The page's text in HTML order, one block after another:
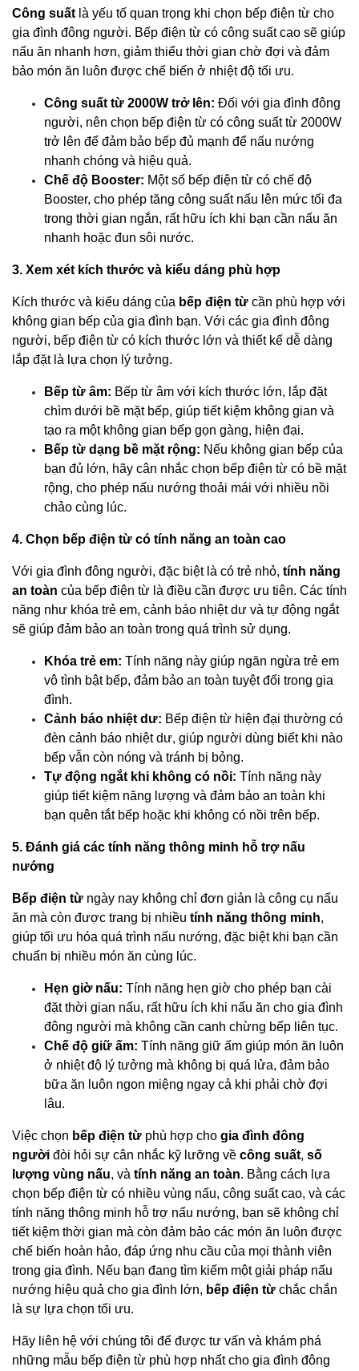
Công suất là yếu tố quan trọng khi chọn bếp điện từ cho
gia đình đông người. Bếp điện từ có công suất cao sẽ giúp
nấu ăn nhanh hơn, giảm thiểu thời gian chờ đợi và đảm
bảo món ăn luôn được chế biến ở nhiệt độ tối ưu.
Công suất từ 2000W trở lên: Đối với gia đình đông
người, nên chọn bếp điện từ có công suất từ 2000W
trở lên để đảm bảo bếp đủ mạnh để nấu nướng
nhanh chóng và hiệu quả.
Chế độ Booster: Một số bếp điện từ có chế độ
Booster, cho phép tăng công suất nấu lên mức tối đa
trong thời gian ngắn, rất hữu ích khi bạn cần nấu ăn
nhanh hoặc đun sôi nước.
3. Xem xét kích thước và kiểu dáng phù hợp
Kích thước và kiểu dáng của bếp điện từ cần phù hợp với
không gian bếp của gia đình bạn. Với các gia đình đông
người, bếp điện từ có kích thước lớn và thiết kế dễ dàng
lắp đặt là lựa chọn lý tưởng.
Bếp từ âm: Bếp từ âm với kích thước lớn, lắp đặt
chìm dưới bề mặt bếp, giúp tiết kiệm không gian và
tạo ra một không gian bếp gọn gàng, hiện đại.
Bếp từ dạng bề mặt rộng: Nếu không gian bếp của
bạn đủ lớn, hãy cân nhắc chọn bếp điện từ có bề mặt
rộng, cho phép nấu nướng thoải mái với nhiều nồi
chảo cùng lúc.
4. Chọn bếp điện từ có tính năng an toàn cao
Với gia đình đông người, đặc biệt là có trẻ nhỏ, tính năng
an toàn của bếp điện từ là điều cần được ưu tiên. Các tính
năng như khóa trẻ em, cảnh báo nhiệt dư và tự động ngắt
sẽ giúp đảm bảo an toàn trong quá trình sử dụng.
Khóa trẻ em: Tính năng này giúp ngăn ngừa trẻ em
vô tình bật bếp, đảm bảo an toàn tuyệt đối trong gia
đình.
Cảnh báo nhiệt dư: Bếp điện từ hiện đại thường có
đèn cảnh báo nhiệt dư, giúp người dùng biết khi nào
bếp vẫn còn nóng và tránh bị bỏng.
Tự động ngắt khi không có nồi: Tính năng này
giúp tiết kiệm năng lượng và đảm bảo an toàn khi
bạn quên tắt bếp hoặc khi không có nồi trên bếp.
5. Đánh giá các tính năng thông minh hỗ trợ nấu
nướng
Bếp điện từ ngày nay không chỉ đơn giản là công cụ nấu
ăn mà còn được trang bị nhiều tính năng thông minh,
giúp tối ưu hóa quá trình nấu nướng, đặc biệt khi bạn cần
chuẩn bị nhiều món ăn cùng lúc.
Hẹn giờ nấu: Tính năng hẹn giờ cho phép bạn cài
đặt thời gian nấu, rất hữu ích khi nấu ăn cho gia đình
đông người mà không cần canh chừng bếp liên tục.
Chế độ giữ ấm: Tính năng giữ ấm giúp món ăn luôn
ở nhiệt độ lý tưởng mà không bị quá lửa, đảm bảo
bữa ăn luôn ngon miệng ngay cả khi phải chờ đợi
lâu.
Việc chọn bếp điện từ phù hợp cho gia đình đông
người đòi hỏi sự cân nhắc kỹ lưỡng về công suất, số
lượng vùng nấu, và tính năng an toàn. Bằng cách lựa
chọn bếp điện từ có nhiều vùng nấu, công suất cao, và các
tính năng thông minh hỗ trợ nấu nướng, bạn sẽ không chỉ
tiết kiệm thời gian mà còn đảm bảo các món ăn luôn được
chế biến hoàn hảo, đáp ứng nhu cầu của mọi thành viên
trong gia đình. Nếu bạn đang tìm kiếm một giải pháp nấu
nướng hiệu quả cho gia đình lớn, bếp điện từ chắc chắn
là sự lựa chọn tối ưu.
Hãy liên hệ với chúng tôi để được tư vấn và khám phá
những mẫu bếp điện từ phù hợp nhất cho gia đình đông